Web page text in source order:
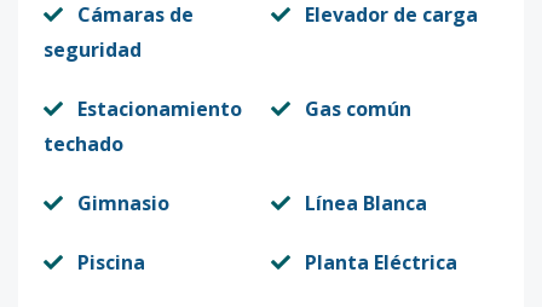
Cámaras de
seguridad
Elevador de carga
Estacionamiento
techado
Gas común
Gimnasio Línea Blanca
Piscina Planta Eléctrica